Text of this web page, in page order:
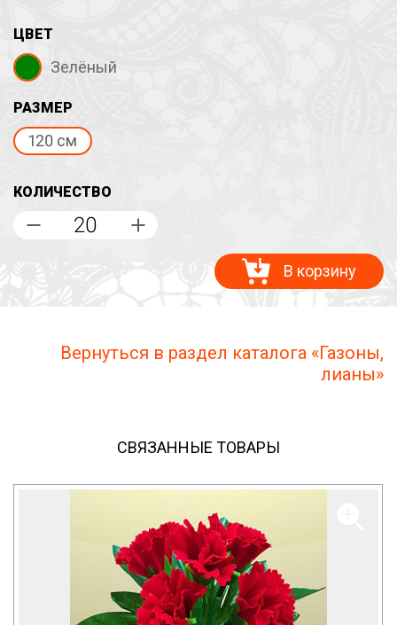
ЦВЕТ
Зелёный
РАЗМЕР
120 см
КОЛИЧЕСТВО
В корзину
Вернуться в раздел каталога «Газоны,
лианы»
СВЯЗАННЫЕ ТОВАРЫ